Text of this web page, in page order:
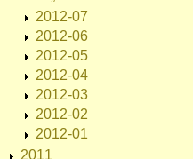
2012-07
2012-06
2012-05
2012-04
2012-03
2012-02
2012-01
2011